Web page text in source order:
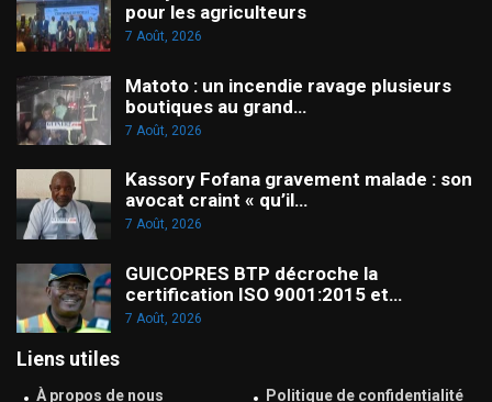
pour les agriculteurs
7 Août, 2026
Matoto : un incendie ravage plusieurs
boutiques au grand…
7 Août, 2026
Kassory Fofana gravement malade : son
avocat craint « qu’il…
7 Août, 2026
GUICOPRES BTP décroche la
certification ISO 9001:2015 et…
7 Août, 2026
Liens utiles
À propos de nous Politique de confidentialité